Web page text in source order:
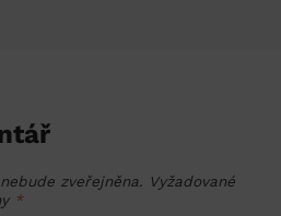
zveřejněna. Vyžadované
*